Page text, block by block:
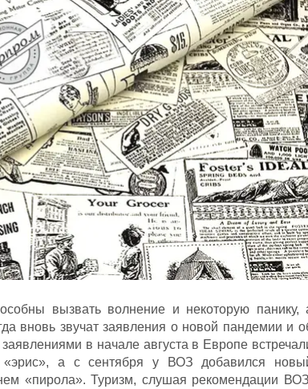
вызвать волнение и некоторую панику,
вновь звучат заявления о новой пандемии и
в начале августа в Европе
а с сентября у ВОЗ добавился
«пирола». Туризм, слушая рекомендации